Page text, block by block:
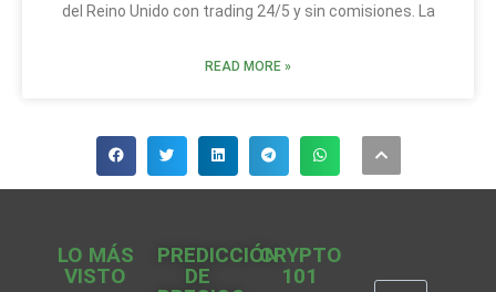
del Reino Unido con trading 24/5 y sin comisiones. La
READ MORE »
LO MÁS
VISTO
PREDICCIÓN
DE
CRYPTO
101